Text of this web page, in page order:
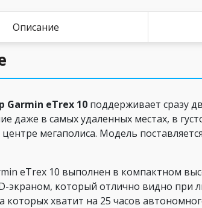
Описание
Garmin eTrex 10 поддерживает сразу
даже в самых удаленных местах, в
мегаполиса. Модель
eTrex 10 выполнен в компактном
который отлично видно при
которых хватит на 25 часов